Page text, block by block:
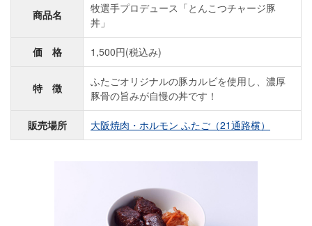
商品名
牧選手プロデュース「とんこつチャージ豚
丼」
価 格 1,500円(税込み)
特 徴
ふたごオリジナルの豚カルビを使用し、濃厚
豚骨の旨みが自慢の丼です！
販売場所 大阪焼肉・ホルモン ふたご（21通路横）